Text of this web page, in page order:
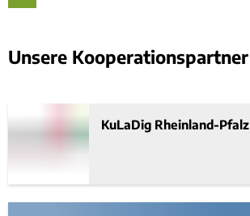
Unsere Kooperationspartner
KuLaDig Rheinland-Pfalz